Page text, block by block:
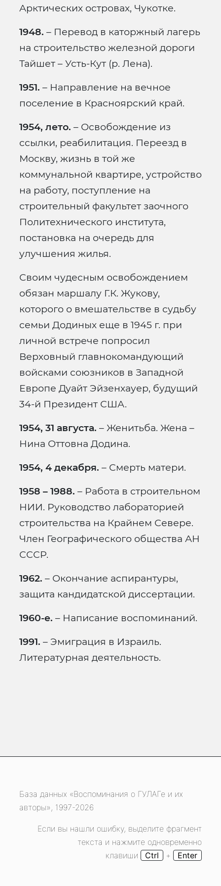
Арктических островах, Чукотке.
1948. – Перевод в каторжный лагерь
на строительство железной дороги
Тайшет – Усть-Кут (р. Лена).
1951. – Направление на вечное
поселение в Красноярский край.
1954, лето. – Освобождение из
ссылки, реабилитация. Переезд в
Москву, жизнь в той же
коммунальной квартире, устройство
на работу, поступление на
строительный факультет заочного
Политехнического института,
постановка на очередь для
улучшения жилья.
Своим чудесным освобождением
обязан маршалу Г.К. Жукову,
которого о вмешательстве в судьбу
семьи Додиных еще в 1945 г. при
личной встрече попросил
Верховный главнокомандующий
войсками союзников в Западной
Европе Дуайт Эйзенхауер, будущий
34-й Президент США.
1954, 31 августа. – Женитьба. Жена –
Нина Оттовна Додина.
1954, 4 декабря. – Смерть матери.
1958 – 1988. – Работа в строительном
НИИ. Руководство лабораторией
строительства на Крайнем Севере.
Член Географического общества АН
СССР.
1962. – Окончание аспирантуры,
защита кандидатской диссертации.
1960-е. – Написание воспоминаний.
1991. – Эмиграция в Израиль.
Литературная деятельность.
База данных «Воспоминания о ГУЛАГе и их
авторы», 1997-2026
Если вы нашли ошибку, выделите фрагмент
текста и нажмите одновременно
клавиши
Ctrl + Enter